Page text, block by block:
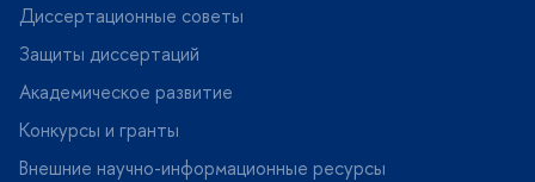
Диссертационные советы
Защиты диссертаций
Академическое развитие
Конкурсы и гранты
нешние научно-информационные ресурсы